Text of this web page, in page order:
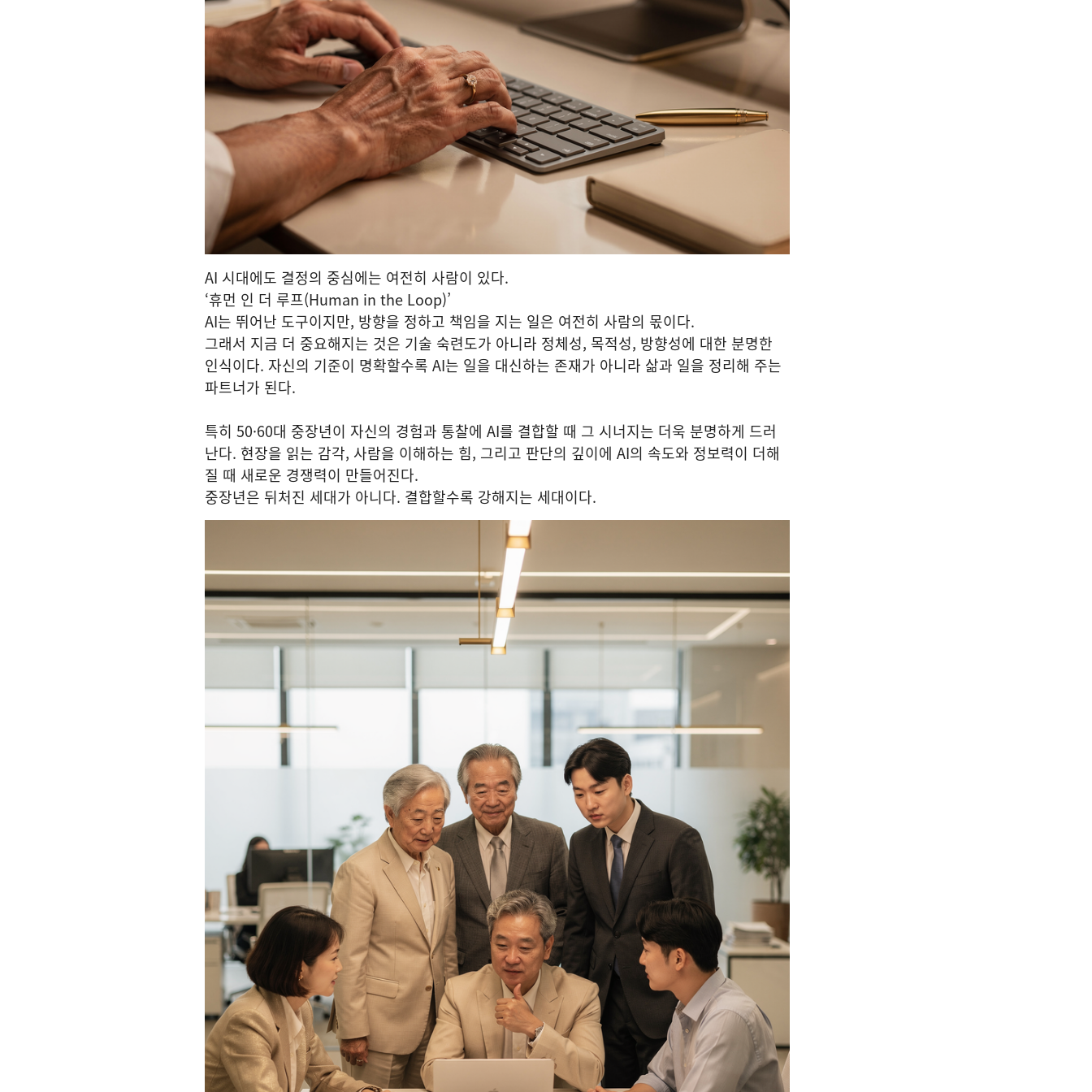
AI 시대에도 결정의 중심에는 여전히 사람이 있다.
‘휴먼 인 더 루프(Human in the Loop)’
AI는 뛰어난 도구이지만, 방향을 정하고 책임을 지는 일은 여전히 사람의 몫이다.
그래서 지금 더 중요해지는 것은 기술 숙련도가 아니라 정체성, 목적성, 방향성에 대한 분명한
인식이다. 자신의 기준이 명확할수록 AI는 일을 대신하는 존재가 아니라 삶과 일을 정리해 주는
파트너가 된다.
특히 50·60대 중장년이 자신의 경험과 통찰에 AI를 결합할 때 그 시너지는 더욱 분명하게 드러
난다. 현장을 읽는 감각, 사람을 이해하는 힘, 그리고 판단의 깊이에 AI의 속도와 정보력이 더해
질 때 새로운 경쟁력이 만들어진다.
중장년은 뒤처진 세대가 아니다. 결합할수록 강해지는 세대이다.